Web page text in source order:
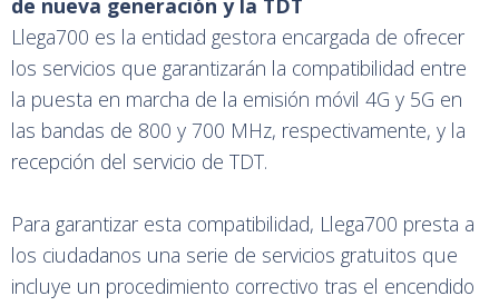
de nueva generación y la TDT
Llega700 es la entidad gestora encargada de ofrecer
los servicios que garantizarán la compatibilidad entre
la puesta en marcha de la emisión móvil 4G y 5G en
las bandas de 800 y 700 MHz, respectivamente, y la
recepción del servicio de TDT.
Para garantizar esta compatibilidad, Llega700 presta a
los ciudadanos una serie de servicios gratuitos que
incluye un procedimiento correctivo tras el encendido